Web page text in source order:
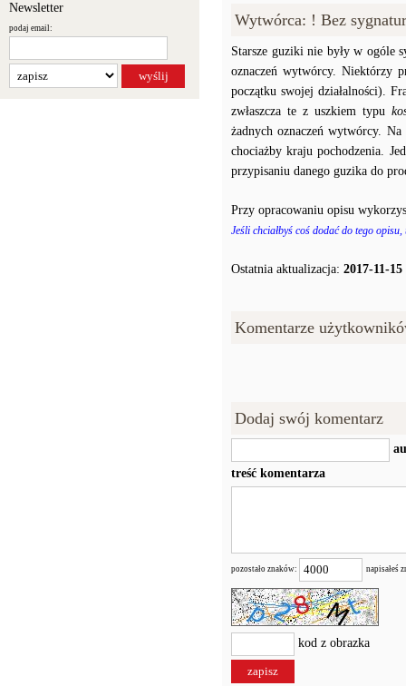
Newsletter
podaj email: Wytwórca: ! Bez
Starsze guziki nie były w ogóle
oznaczeń wytwórcy. Niektórzy
początku swojej działalności).
zwłaszcza te z uszkiem typu
żadnych oznaczeń wytwórcy.
chociażby kraju pochodzenia.
przypisaniu danego guzika do
Przy opracowaniu opisu
Jeśli chciałbyś coś dodać do tego
Ostatnia aktualizacja: 2017-11-15
Komentarze
Dodaj swój komentarz
treść komentarza
pozostało znaków: napisałeś
kod z obrazka